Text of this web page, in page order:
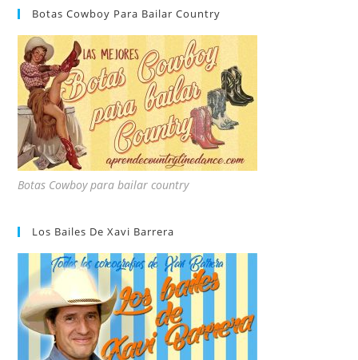
Botas Cowboy Para Bailar Country
Botas Cowboy para bailar country
Los Bailes De Xavi Barrera